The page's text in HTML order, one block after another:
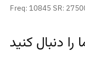
Freq: 10845 SR:
را دنبال کنید